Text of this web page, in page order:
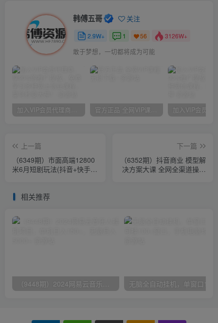
韩傅五哥 关注
2.9W+ 1 56 3126W+
敢于梦想，一切都将成为可能
加入VIP会员代理商，享90%的推广提成，免费学习多种网上创业课程，菜鸟秒变大神！ 官方正品 全网VIP课程 无损下载~
上一篇
（6349期）市面高端12800
米6月短剧玩法(抖音+快手
下一篇
（6352期）抖音商业 模型解
决方案大课 全网全渠道操盘
相关推荐
（9448期）2024网易云音乐人挂机项目，单机日入150+，无脑月入5000+